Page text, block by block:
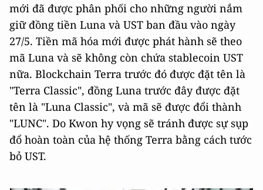
mới đã được phân phối cho những người nắm
giữ đồng tiền Luna và UST ban đầu vào ngày
27/5. Tiền mã hóa mới được phát hành sẽ theo
mã Luna và sẽ không còn chứa stablecoin UST
nữa. Blockchain Terra trước đó được đặt tên là
"Terra Classic", đồng Luna trước đây được đặt
tên là "Luna Classic", và mã sẽ được đổi thành
"LUNC". Do Kwon hy vọng sẽ tránh được sự sụp
đổ hoàn toàn của hệ thống Terra bằng cách tước
bỏ UST.